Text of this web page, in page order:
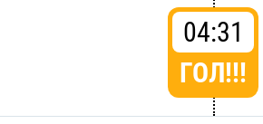
04:31
ГОЛ!!!